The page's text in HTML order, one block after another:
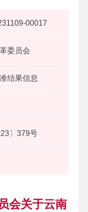
00017
委员会
结果信息
〕379号
会关于云南